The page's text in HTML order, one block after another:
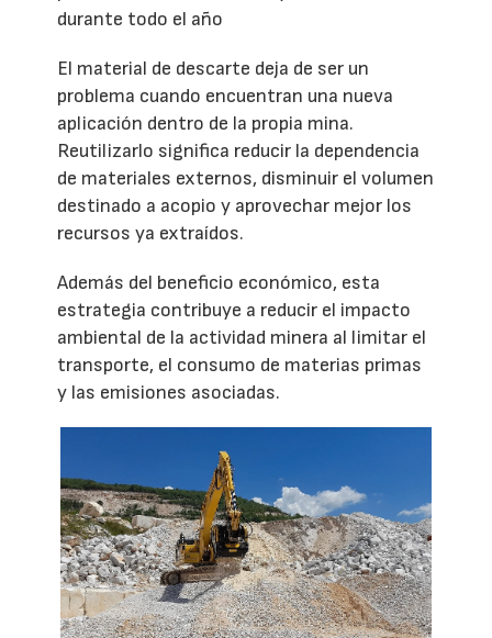
durante todo el año
El material de descarte deja de ser un
problema cuando encuentran una nueva
aplicación dentro de la propia mina.
Reutilizarlo significa reducir la dependencia
de materiales externos, disminuir el volumen
destinado a acopio y aprovechar mejor los
recursos ya extraídos.
Además del beneficio económico, esta
estrategia contribuye a reducir el impacto
ambiental de la actividad minera al limitar el
transporte, el consumo de materias primas
y las emisiones asociadas.